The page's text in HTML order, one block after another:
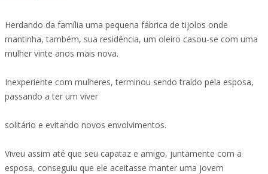
Herdando da família uma pequena fábrica de tijolos onde
mantinha, também, sua residência, um oleiro casou-se com uma
mulher vinte anos mais nova.
Inexperiente com mulheres, terminou sendo traído pela esposa,
passando a ter um viver
solitário e evitando novos envolvimentos.
Viveu assim até que seu capataz e amigo, juntamente com a
esposa, conseguiu que ele aceitasse manter uma jovem